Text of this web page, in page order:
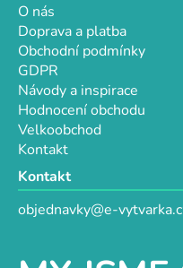
O nás
Doprava a platba
Obchodní podmínky
GDPR
Návody a inspirace
Hodnocení obchodu
Velkoobchod
Kontakt
Kontakt
objednavky@e-